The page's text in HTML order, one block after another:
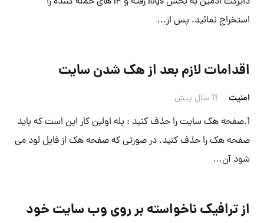
استخراج نمائید. پس از…
اقدامات لازم بعد از هک شدن سایت
امنیت 11 سال پیش
1.صفحه هک سایت را حذف کنید : بله اولین کار این است که باید
صفحه هک را حذف کنید. در صورتی که صفحه هک از فایل لود می
شود آن…
از ترافیک ناخواسته بر روی وب سایت خود